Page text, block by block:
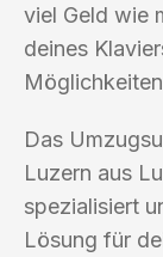
viel Geld wie
deines
Das
Luzern aus
spezialisiert
Lösung für